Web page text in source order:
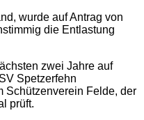
wurde auf Antrag von
die Entlastung
zwei Jahre auf
Spetzerfehn
Schützenverein Felde, der
prüft.